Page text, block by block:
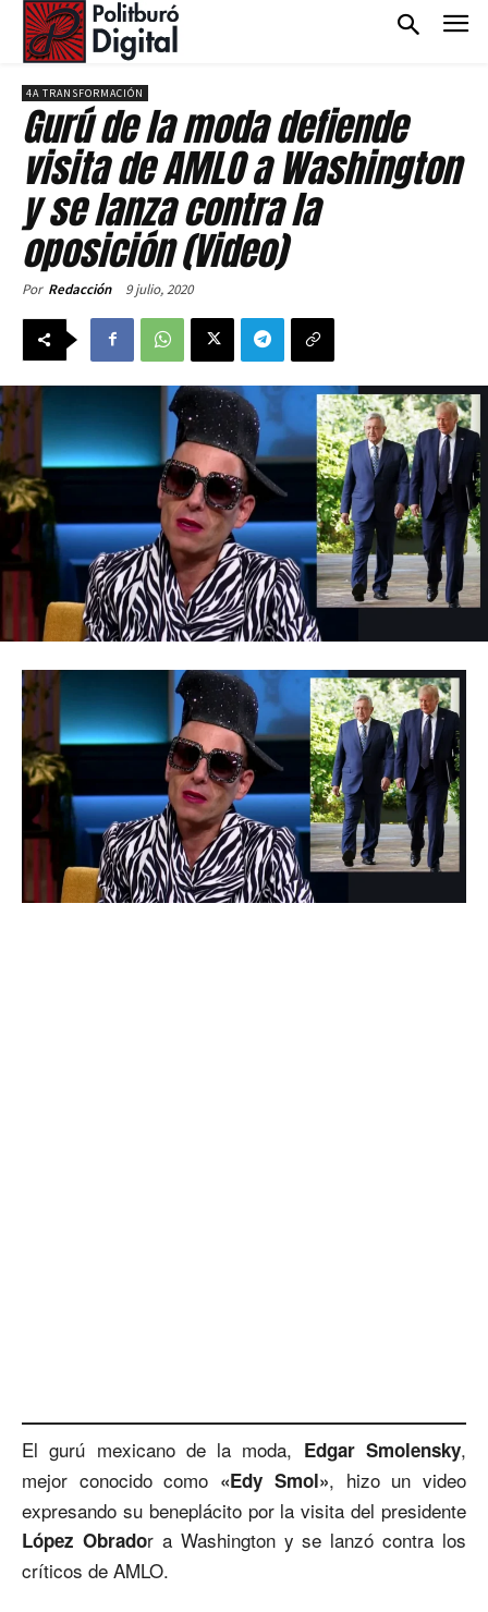
4A TRANSFORMACIÓN
Gurú de la moda defiende
visita de AMLO a Washington
y se lanza contra la
oposición (Video)
Por Redacción 9 julio, 2020
El gurú mexicano de la moda, Edgar Smolensky,
mejor conocido como «Edy Smol», hizo un video
expresando su beneplácito por la visita del presidente
López Obrador a Washington y se lanzó contra los
críticos de AMLO.